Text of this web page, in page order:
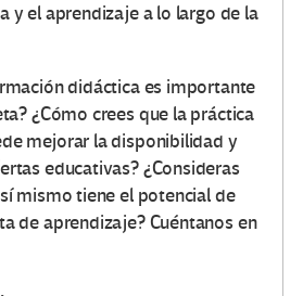
y el aprendizaje a lo largo de la
didáctica es importante
¿Cómo crees que la práctica
mejorar la disponibilidad y
educativas? ¿Consideras
mismo tiene el potencial de
de aprendizaje? Cuéntanos en